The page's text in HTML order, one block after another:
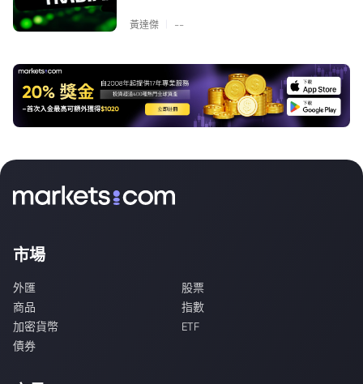
黃達傑 --
市場
外匯
股票
商品
指數
加密貨幣
ETF
債券